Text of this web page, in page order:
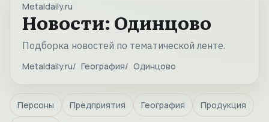
Metaldaily.ru
Новости: Одинцово
Подборка новостей по тематической ленте.
Metaldaily.ru География Одинцово
Персоны Предприятия География Продукция